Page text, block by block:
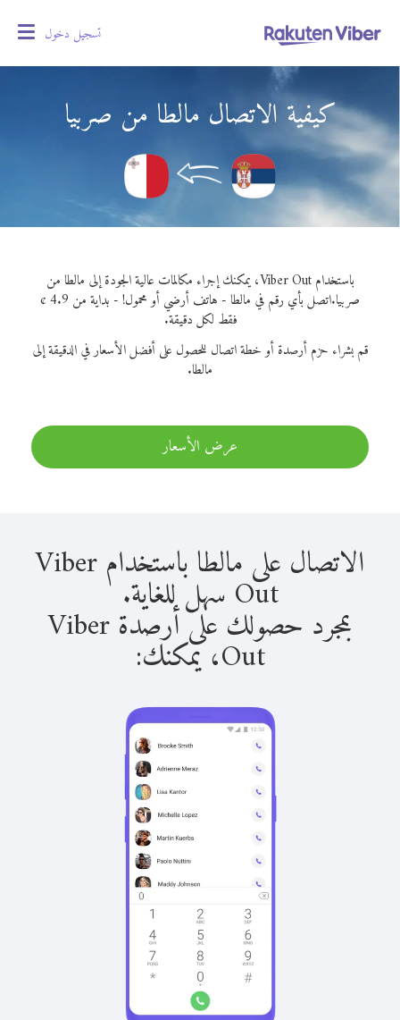
تسجيل دخول
كيفية الاتصال مالطا من صربيا
باستخدام Viber Out، يمكنك إجراء مكالمات عالية الجودة إلى مالطا من
صربيا.
اتصل بأي رقم في مالطا - هاتف أرضي أو محمول! - بداية من 4.9 ¢
فقط لكل دقيقة.
قم بشراء حزم أرصدة أو خطة اتصال للحصول على أفضل الأسعار في الدقيقة إلى
مالطا.
عرض الأسعار
الاتصال على مالطا باستخدام Viber
Out سهل للغاية.
بمجرد حصولك على أرصدة Viber
Out، يمكنك: